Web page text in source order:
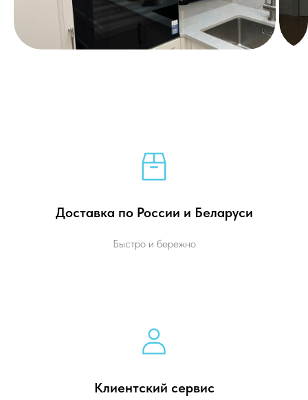
Доставка по России и Беларуси
Быстро и бережно
Клиентский сервис